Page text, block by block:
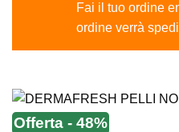
Fai il tuo ordine
ordine verrà
Offerta - 48%